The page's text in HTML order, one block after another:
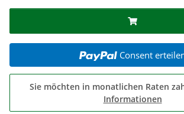
Consent
Sie möchten in monatlichen Raten
Informationen